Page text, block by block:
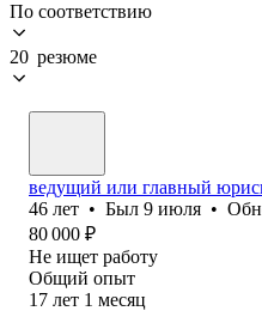
По соответствию
20 резюме
ведущий или главный
46 лет • Был 9 июля •
80 000 ₽
Не ищет работу
Общий опыт
17 лет 1 месяц